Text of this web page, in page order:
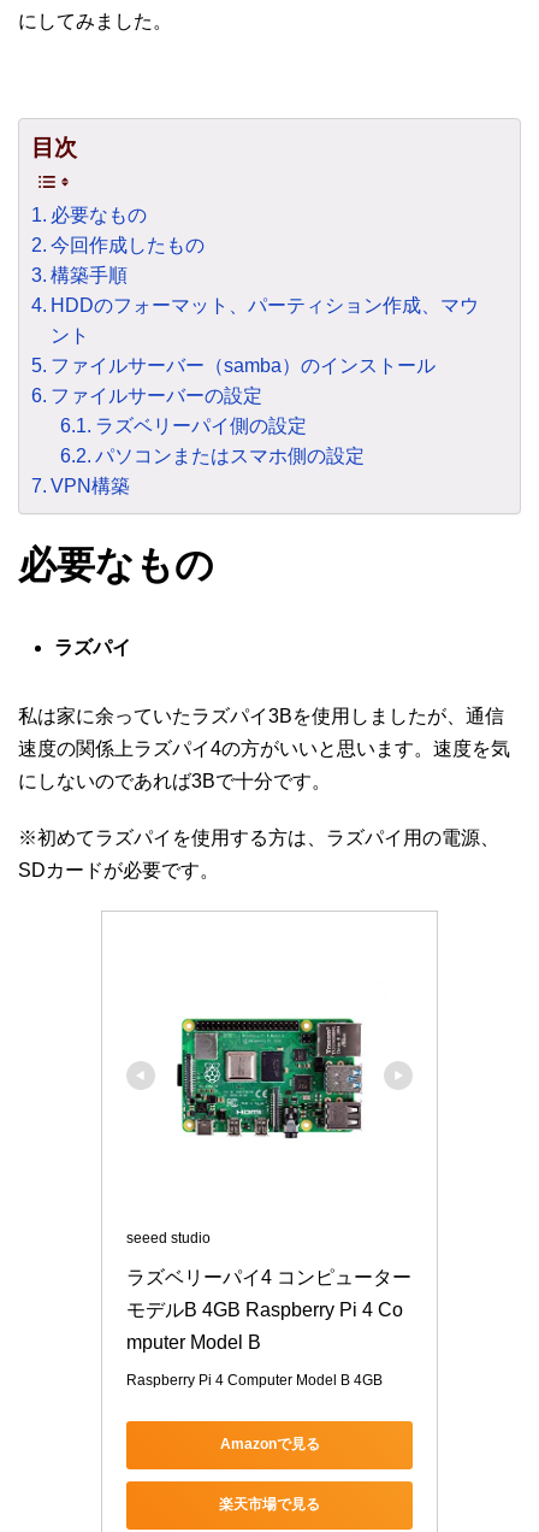
にしてみました。
目次
必要なもの
今回作成したもの
構築手順
HDDのフォーマット、パーティション作成、マウ
ント
ファイルサーバー（samba）のインストール
ファイルサーバーの設定
ラズベリーパイ側の設定
パソコンまたはスマホ側の設定
VPN構築
必要なもの
ラズパイ
私は家に余っていたラズパイ3Bを使用しましたが、通信
速度の関係上ラズパイ4の方がいいと思います。速度を気
にしないのであれば3Bで十分です。
※初めてラズパイを使用する方は、ラズパイ用の電源、
SDカードが必要です。
seeed studio
ラズベリーパイ4 コンピューター
モデルB 4GB Raspberry Pi 4 Co
mputer Model B
Raspberry Pi 4 Computer Model B 4GB
Amazonで見る
楽天市場で見る